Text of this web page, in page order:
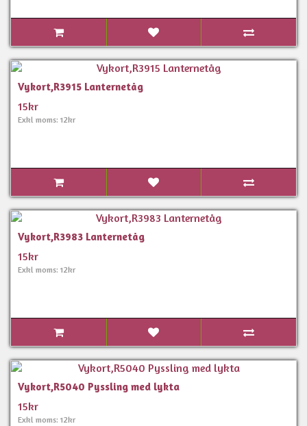
Vykort,R3915 Lanternetåg
15kr
Exkl moms: 12kr
Vykort,R3983 Lanternetåg
15kr
Exkl moms: 12kr
Vykort,R5040 Pyssling med lykta
15kr
Exkl moms: 12kr